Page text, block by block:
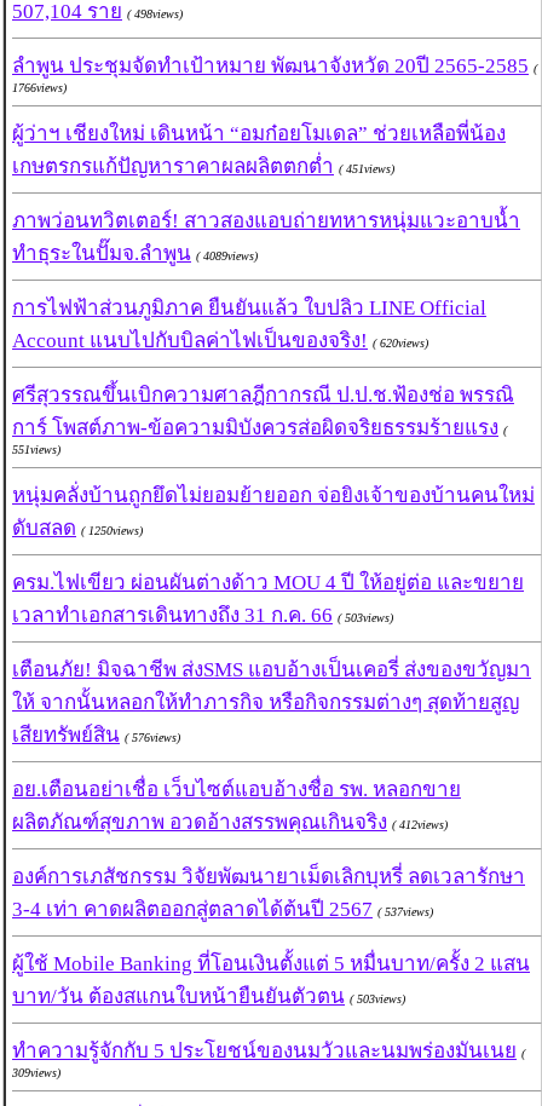
507,104 ราย ( 498views)
ลำพูน ประชุมจัดทำเป้าหมาย พัฒนาจังหวัด 20ปี 2565-2585 (
1766views)
ผู้ว่าฯ เชียงใหม่ เดินหน้า “อมก๋อยโมเดล” ช่วยเหลือพี่น้อง
เกษตรกรแก้ปัญหาราคาผลผลิตตกต่ำ ( 451views)
ภาพว่อนทวิตเตอร์! สาวสองแอบถ่ายทหารหนุ่มแวะอาบน้ำ
ทำธุระในปั๊มจ.ลำพูน ( 4089views)
การไฟฟ้าส่วนภูมิภาค ยืนยันแล้ว ใบปลิว LINE Official
Account แนบไปกับบิลค่าไฟเป็นของจริง! ( 620views)
ศรีสุวรรณขึ้นเบิกความศาลฎีกากรณี ป.ป.ช.ฟ้องช่อ พรรณิ
การ์ โพสต์ภาพ-ข้อความมิบังควรส่อผิดจริยธรรมร้ายแรง (
551views)
หนุ่มคลั่งบ้านถูกยึดไม่ยอมย้ายออก จ่อยิงเจ้าของบ้านคนใหม่
ดับสลด ( 1250views)
ครม.ไฟเขียว ผ่อนผันต่างด้าว MOU 4 ปี ให้อยู่ต่อ และขยาย
เวลาทำเอกสารเดินทางถึง 31 ก.ค. 66 ( 503views)
เตือนภัย! มิจฉาชีพ ส่งSMS แอบอ้างเป็นเคอรี่ ส่งของขวัญมา
ให้ จากนั้นหลอกให้ทำภารกิจ หรือกิจกรรมต่างๆ สุดท้ายสูญ
เสียทรัพย์สิน ( 576views)
อย.เตือนอย่าเชื่อ เว็บไซต์แอบอ้างชื่อ รพ. หลอกขาย
ผลิตภัณฑ์สุขภาพ อวดอ้างสรรพคุณเกินจริง ( 412views)
องค์การเภสัชกรรม วิจัยพัฒนายาเม็ดเลิกบุหรี่ ลดเวลารักษา
3-4 เท่า คาดผลิตออกสู่ตลาดได้ต้นปี 2567 ( 537views)
ผู้ใช้ Mobile Banking ที่โอนเงินตั้งแต่ 5 หมื่นบาท/ครั้ง 2 แสน
บาท/วัน ต้องสแกนใบหน้ายืนยันตัวตน ( 503views)
ทำความรู้จักกับ 5 ประโยชน์ของนมวัวและนมพร่องมันเนย (
309views)